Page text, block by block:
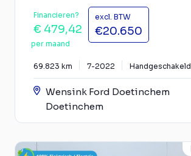
Financieren?
€ 479,42
per maand
excl. BTW
€20.650
69.823 km 7-2022 Handgeschakeld
Wensink Ford Doetinchem
Doetinchem